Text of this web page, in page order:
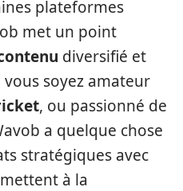
plateformes
met un point
diversifié et
vous soyez amateur
, ou passionné de
a quelque chose
stratégiques avec
à la